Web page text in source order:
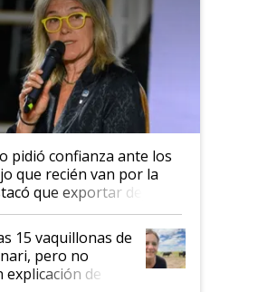
pidió confianza ante los
que recién van por la
que exportar dejó de
pocos": "Tenemos un
claro del gobierno
15 vaquillonas de
pero no
de